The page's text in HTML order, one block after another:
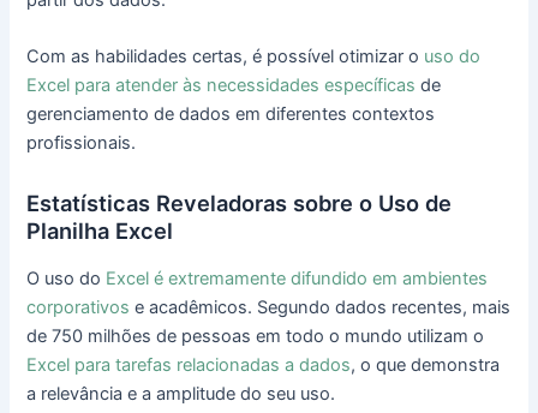
Com as habilidades certas, é possível otimizar o uso do
Excel para atender às necessidades específicas de
gerenciamento de dados em diferentes contextos
profissionais.
Estatísticas Reveladoras sobre o Uso de
Planilha Excel
O uso do Excel é extremamente difundido em ambientes
corporativos e acadêmicos. Segundo dados recentes, mais
de 750 milhões de pessoas em todo o mundo utilizam o
Excel para tarefas relacionadas a dados, o que demonstra
a relevância e a amplitude do seu uso.